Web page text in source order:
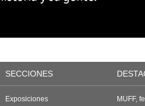
SECCIONES
Exposiciones
MUFF,